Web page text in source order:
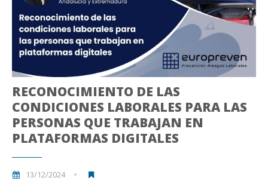
RECONOCIMIENTO DE LAS
CONDICIONES LABORALES PARA LAS
PERSONAS QUE TRABAJAN EN
PLATAFORMAS DIGITALES
13/12/2024